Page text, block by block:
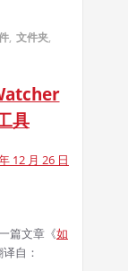
, 文件夹,
具
12 月 26 日
篇文章《如
自：